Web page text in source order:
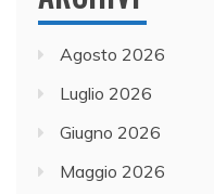
Agosto 2026
Luglio 2026
Giugno 2026
Maggio 2026